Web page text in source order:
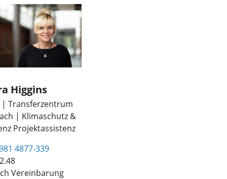
Higgins
| Transferzentrum
| Klimaschutz &
Projektassistenz
4877-339
Vereinbarung